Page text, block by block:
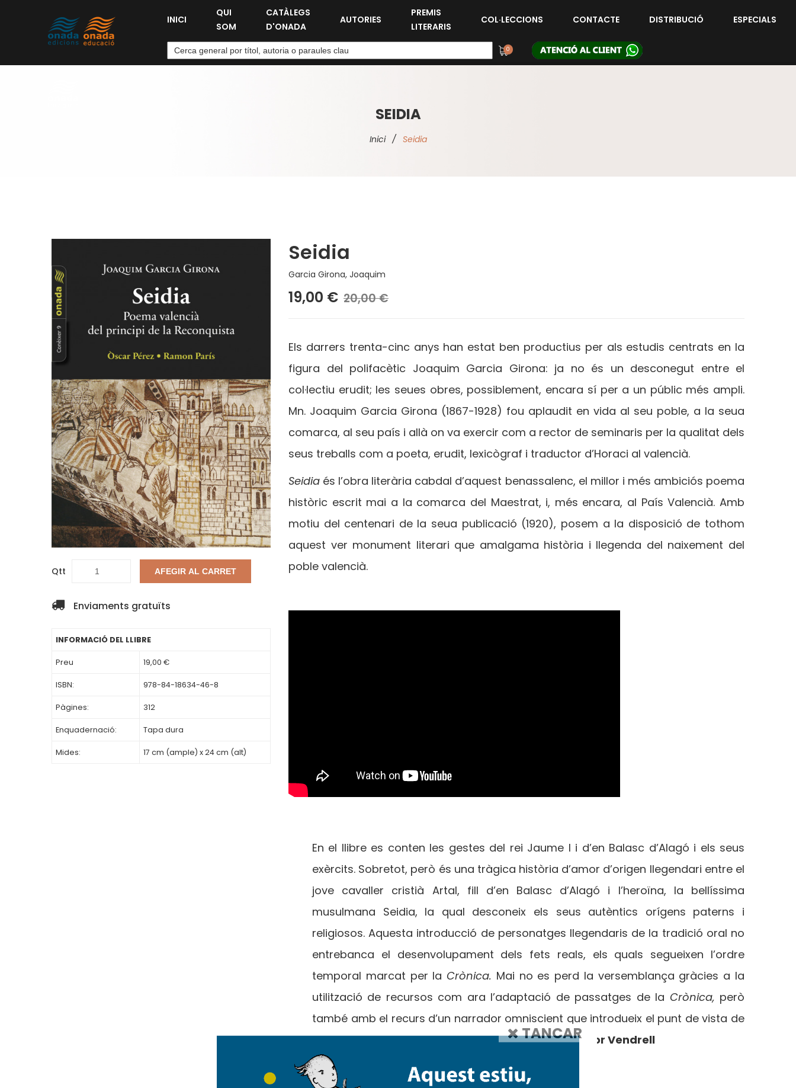
INICI
QUI
SOM
CATÀLEGS
D'ONADA
AUTORIES
PREMIS
LITERARIS
COL·LECCIONS CONTACTE DISTRIBUCIÓ ESPECIALS
0
SEIDIA
Inici / Seidia
Qtt AFEGIR AL CARRET
Enviaments gratuïts
INFORMACIÓ DEL LLIBRE
Preu 19,00 €
ISBN: 978-84-18634-46-8
Pàgines: 312
Enquadernació: Tapa dura
Mides: 17 cm (ample) x 24 cm (alt)
Seidia
Garcia Girona, Joaquim
19,00 € 20,00 €
Els darrers trenta-cinc anys han estat ben productius per als estudis centrats en la
figura del polifacètic Joaquim Garcia Girona: ja no és un desconegut entre el
col·lectiu erudit; les seues obres, possiblement, encara sí per a un públic més ampli.
Mn. Joaquim Garcia Girona (1867-1928) fou aplaudit en vida al seu poble, a la seua
comarca, al seu país i allà on va exercir com a rector de seminaris per la qualitat dels
seus treballs com a poeta, erudit, lexicògraf i traductor d’Horaci al valencià.
Seidia és l’obra literària cabdal d’aquest benassalenc, el millor i més ambiciós poema
històric escrit mai a la comarca del Maestrat, i, més encara, al País Valencià. Amb
motiu del centenari de la seua publicació (1920), posem a la disposició de tothom
aquest ver monument literari que amalgama història i llegenda del naixement del
poble valencià.
En el llibre es conten les gestes del rei Jaume I i d’en Balasc d’Alagó i els seus
exèrcits. Sobretot, però és una tràgica història d’amor d’origen llegendari entre el
jove cavaller cristià Artal, fill d’en Balasc d’Alagó i l’heroïna, la bellíssima
musulmana Seidia, la qual desconeix els seus autèntics orígens paterns i
religiosos. Aquesta introducció de personatges llegendaris de la tradició oral no
entrebanca el desenvolupament dels fets reals, els quals segueixen l’ordre
temporal marcat per la Crònica. Mai no es perd la versemblança gràcies a la
utilització de recursos com ara l’adaptació de passatges de la Crònica, però
també amb el recurs d’un narrador omniscient que introdueix el punt de vista de
les dues cultures, la cristiana i la musulmana.Salvador Vendrell
Col·lecció:Col·lecció Conèixer
TANCAR